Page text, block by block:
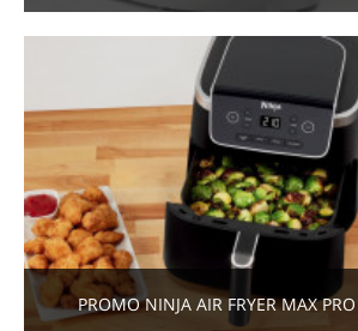
PROMO NINJA AIR FRYER MAX